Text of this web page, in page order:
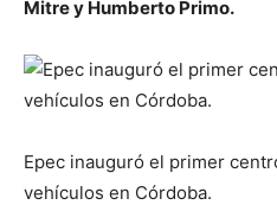
Mitre y Humberto Primo.
Epec inauguró el primer
vehículos en Córdoba.